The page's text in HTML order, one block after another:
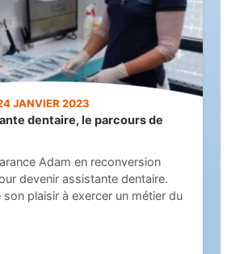
JANVIER 2023
dentaire, le parcours de
Adam en reconversion
devenir assistante dentaire.
son plaisir à exercer un métier du